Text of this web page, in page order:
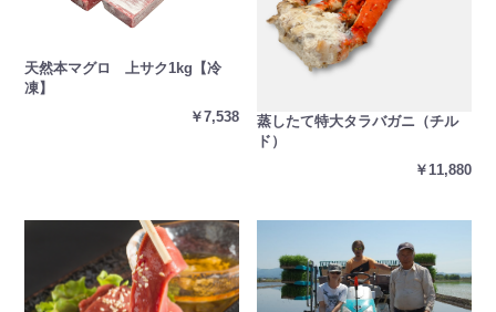
天然本マグロ 上サク1kg【冷
凍】
￥7,538
蒸したて特大タラバガニ（チル
ド）
￥11,880